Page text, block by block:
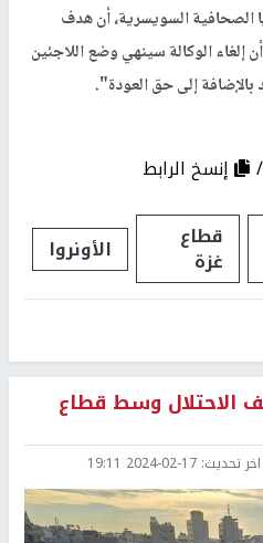
الصحافية السويسرية، أن هدف
إلغاء الوكالة سينهي وضع اللاجئين
بالإضافة إلى حق العودة".
إنسخ الرابط
قطاع
غزة الأونروا
الاحتلال وسط قطاع
اخر تحديث: 2024-02-17 19:11